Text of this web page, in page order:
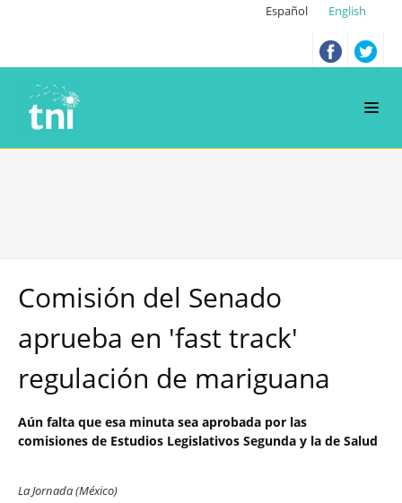
Español English
Comisión del Senado
aprueba en 'fast track'
regulación de mariguana
Aún falta que esa minuta sea aprobada por las
comisiones de Estudios Legislativos Segunda y la de Salud
La Jornada (México)